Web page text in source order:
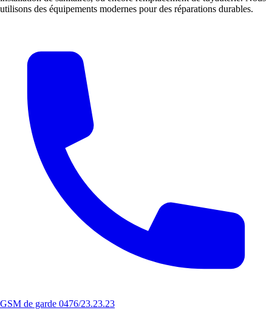
utilisons des équipements modernes pour des réparations durables.
GSM de garde 0476/23.23.23